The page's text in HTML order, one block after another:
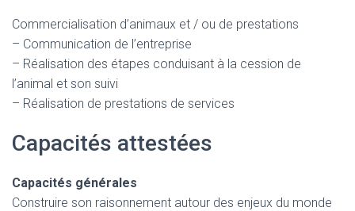
Commercialisation d’animaux et / ou de prestations
– Communication de l’entreprise
– Réalisation des étapes conduisant à la cession de
l’animal et son suivi
– Réalisation de prestations de services
Capacités attestées
Capacités générales
Construire son raisonnement autour des enjeux du monde